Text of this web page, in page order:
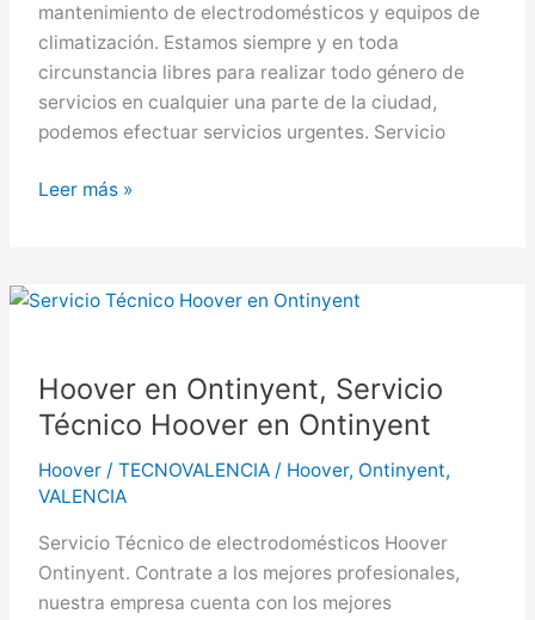
mantenimiento de electrodomésticos y equipos de
climatización. Estamos siempre y en toda
circunstancia libres para realizar todo género de
servicios en cualquier una parte de la ciudad,
podemos efectuar servicios urgentes. Servicio
Hoover
Técnico
Aldaia
Leer más »
Hoover en Ontinyent, Servicio
Técnico Hoover en Ontinyent
Hoover/ TECNOVALENCIA / Hoover, Ontinyent,
VALENCIA
Servicio Técnico de electrodomésticos Hoover
Ontinyent. Contrate a los mejores profesionales,
nuestra empresa cuenta con los mejores